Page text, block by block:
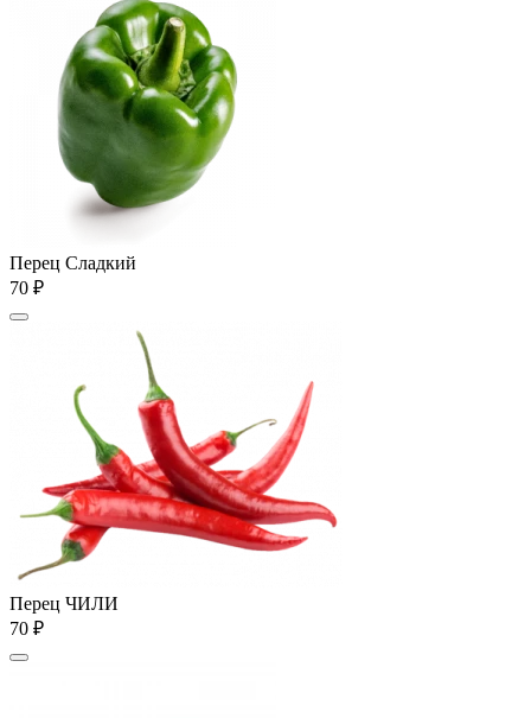
Перец Сладкий
70 ₽
Перец ЧИЛИ
70 ₽